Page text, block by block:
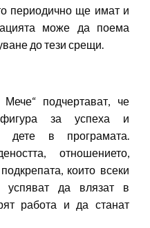
периодично ще имат и
може да поема
до тези срещи.
подчертават, че
за успеха и
дете в програмата.
отношението,
които всеки
успяват да влязат в
работа и да станат